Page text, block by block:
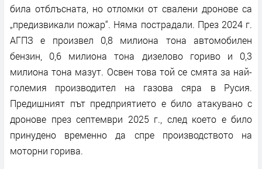
била отблъсната, но отломки от свалени дронове са
„предизвикали пожар“. Няма пострадали. През 2024 г.
АГПЗ е произвел 0,8 милиона тона автомобилен
бензин, 0,6 милиона тона дизелово гориво и 0,3
милиона тона мазут. Освен това той се смята за най-
големия производител на газова сяра в Русия.
Предишният път предприятието е било атакувано с
дронове през септември 2025 г., след което е било
принудено временно да спре производството на
моторни горива.